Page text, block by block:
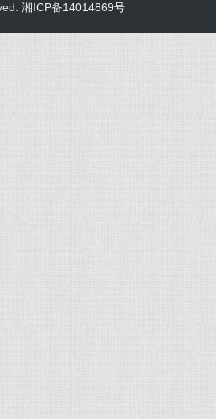
湘ICP备14014869号